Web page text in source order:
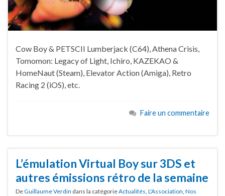
Cow Boy & PETSCII Lumberjack (C64), Athena Crisis,
Tomomon: Legacy of Light, Ichiro, KAZEKAO &
HomeNaut (Steam), Elevator Action (Amiga), Retro
Racing 2 (iOS), etc.
Faire un commentaire
L’émulation Virtual Boy sur 3DS et
autres émissions rétro de la semaine
DeGuillaume Verdin dans la catégorieActualités, L'Association, Nos